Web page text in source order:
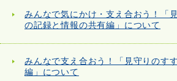
みんなで気にかけ・支え合おう！「
の記録と情報の共有編」について
みんなで支え合おう！「見守りのす
編」について